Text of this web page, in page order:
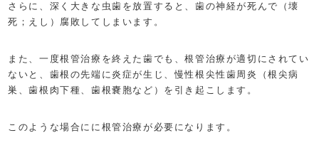
さらに、深く大きな虫歯を放置すると、歯の神経が死んで（壊
死；えし）腐敗してしまいます。
また、一度根管治療を終えた歯でも、根管治療が適切にされてい
ないと、歯根の先端に炎症が生じ、慢性根尖性歯周炎（根尖病
巣、歯根肉下種、歯根嚢胞など）を引き起こします。
このような場合にに根管治療が必要になります。